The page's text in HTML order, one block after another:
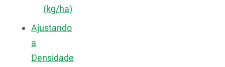
(kg/ha)
Ajustando
a
Densidade